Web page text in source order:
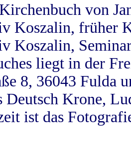
von
Koszalin, früher
Koszalin,
liegt in der
8, 36043 Fulda
Deutsch Krone,
ist das